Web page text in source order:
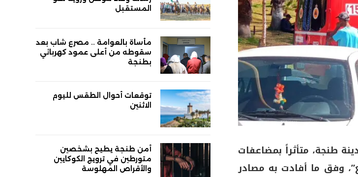
طنجة، متأثراً بمضاعفات
وفق ما أفادت به مصادر
المستقبل
مأساة بالعوامة .. مصرع شاب بعد
سقوطه من أعلى عمود كهربائي
بطنجة
توقعات أحوال الطقس لليوم
الاثنين
أمن طنجة يطيح بشخصين
متورطين في ترويج الكوكايين
والأقراص المهلوسة